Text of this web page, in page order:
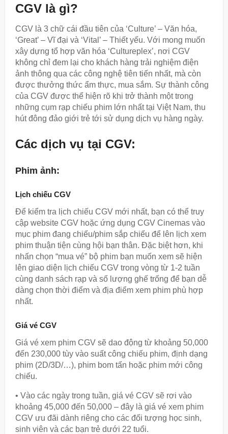
CGV là gì?
CGV là 3 chữ cái đầu tiên của ‘Culture’ – Văn hóa,
‘Great’ – Vĩ đại và ‘Vital’ – Thiết yếu. Với mong muốn
xây dựng tổ hợp văn hóa ‘Cultureplex’, nơi CGV
không chỉ đem lại cho khách hàng trải nghiệm điện
ảnh thông qua các công nghệ tiên tiến nhất, mà còn
được thưởng thức ẩm thực, mua sắm. Sự thành công
của CGV được thể hiện rõ khi trở thành một trong
những cụm rạp chiếu phim lớn nhất tại Việt Nam, thu
hút đông đảo giới trẻ tới sử dụng dịch vụ hàng ngày.
Các dịch vụ tại CGV:
Phim ảnh:
Lịch chiếu CGV
Để kiểm tra lịch chiếu CGV mới nhất, bạn có thể truy
cập website CGV hoặc ứng dụng CGV Cinemas vào
mục phim đang chiếu/phim sắp chiếu để lên lịch xem
phim thuận tiện cùng hội bạn thân. Đặc biệt hơn, khi
nhấn chọn “mua vé” bộ phim bạn muốn xem sẽ hiện
lên giao diện lịch chiếu CGV trong vòng từ 1-2 tuần
cùng danh sách rạp và số lượng ghế trống để bạn dễ
dàng chọn thời điểm và địa điểm xem phim phù hợp
nhất.
Giá vé CGV
Giá vé xem phim CGV sẽ dao động từ khoảng 50,000
đến 230,000 tùy vào suất công chiếu phim, định dạng
phim (2D/3D/…), phim bom tấn hoặc phim mới công
chiếu.
• Vào các ngày trong tuần, giá vé CGV sẽ rơi vào
khoảng 45,000 đến 50,000 – đây là giá vé xem phim
CGV ưu đãi dành riêng cho các đối tượng học sinh,
sinh viên và các bạn trẻ dưới 22 tuổi.